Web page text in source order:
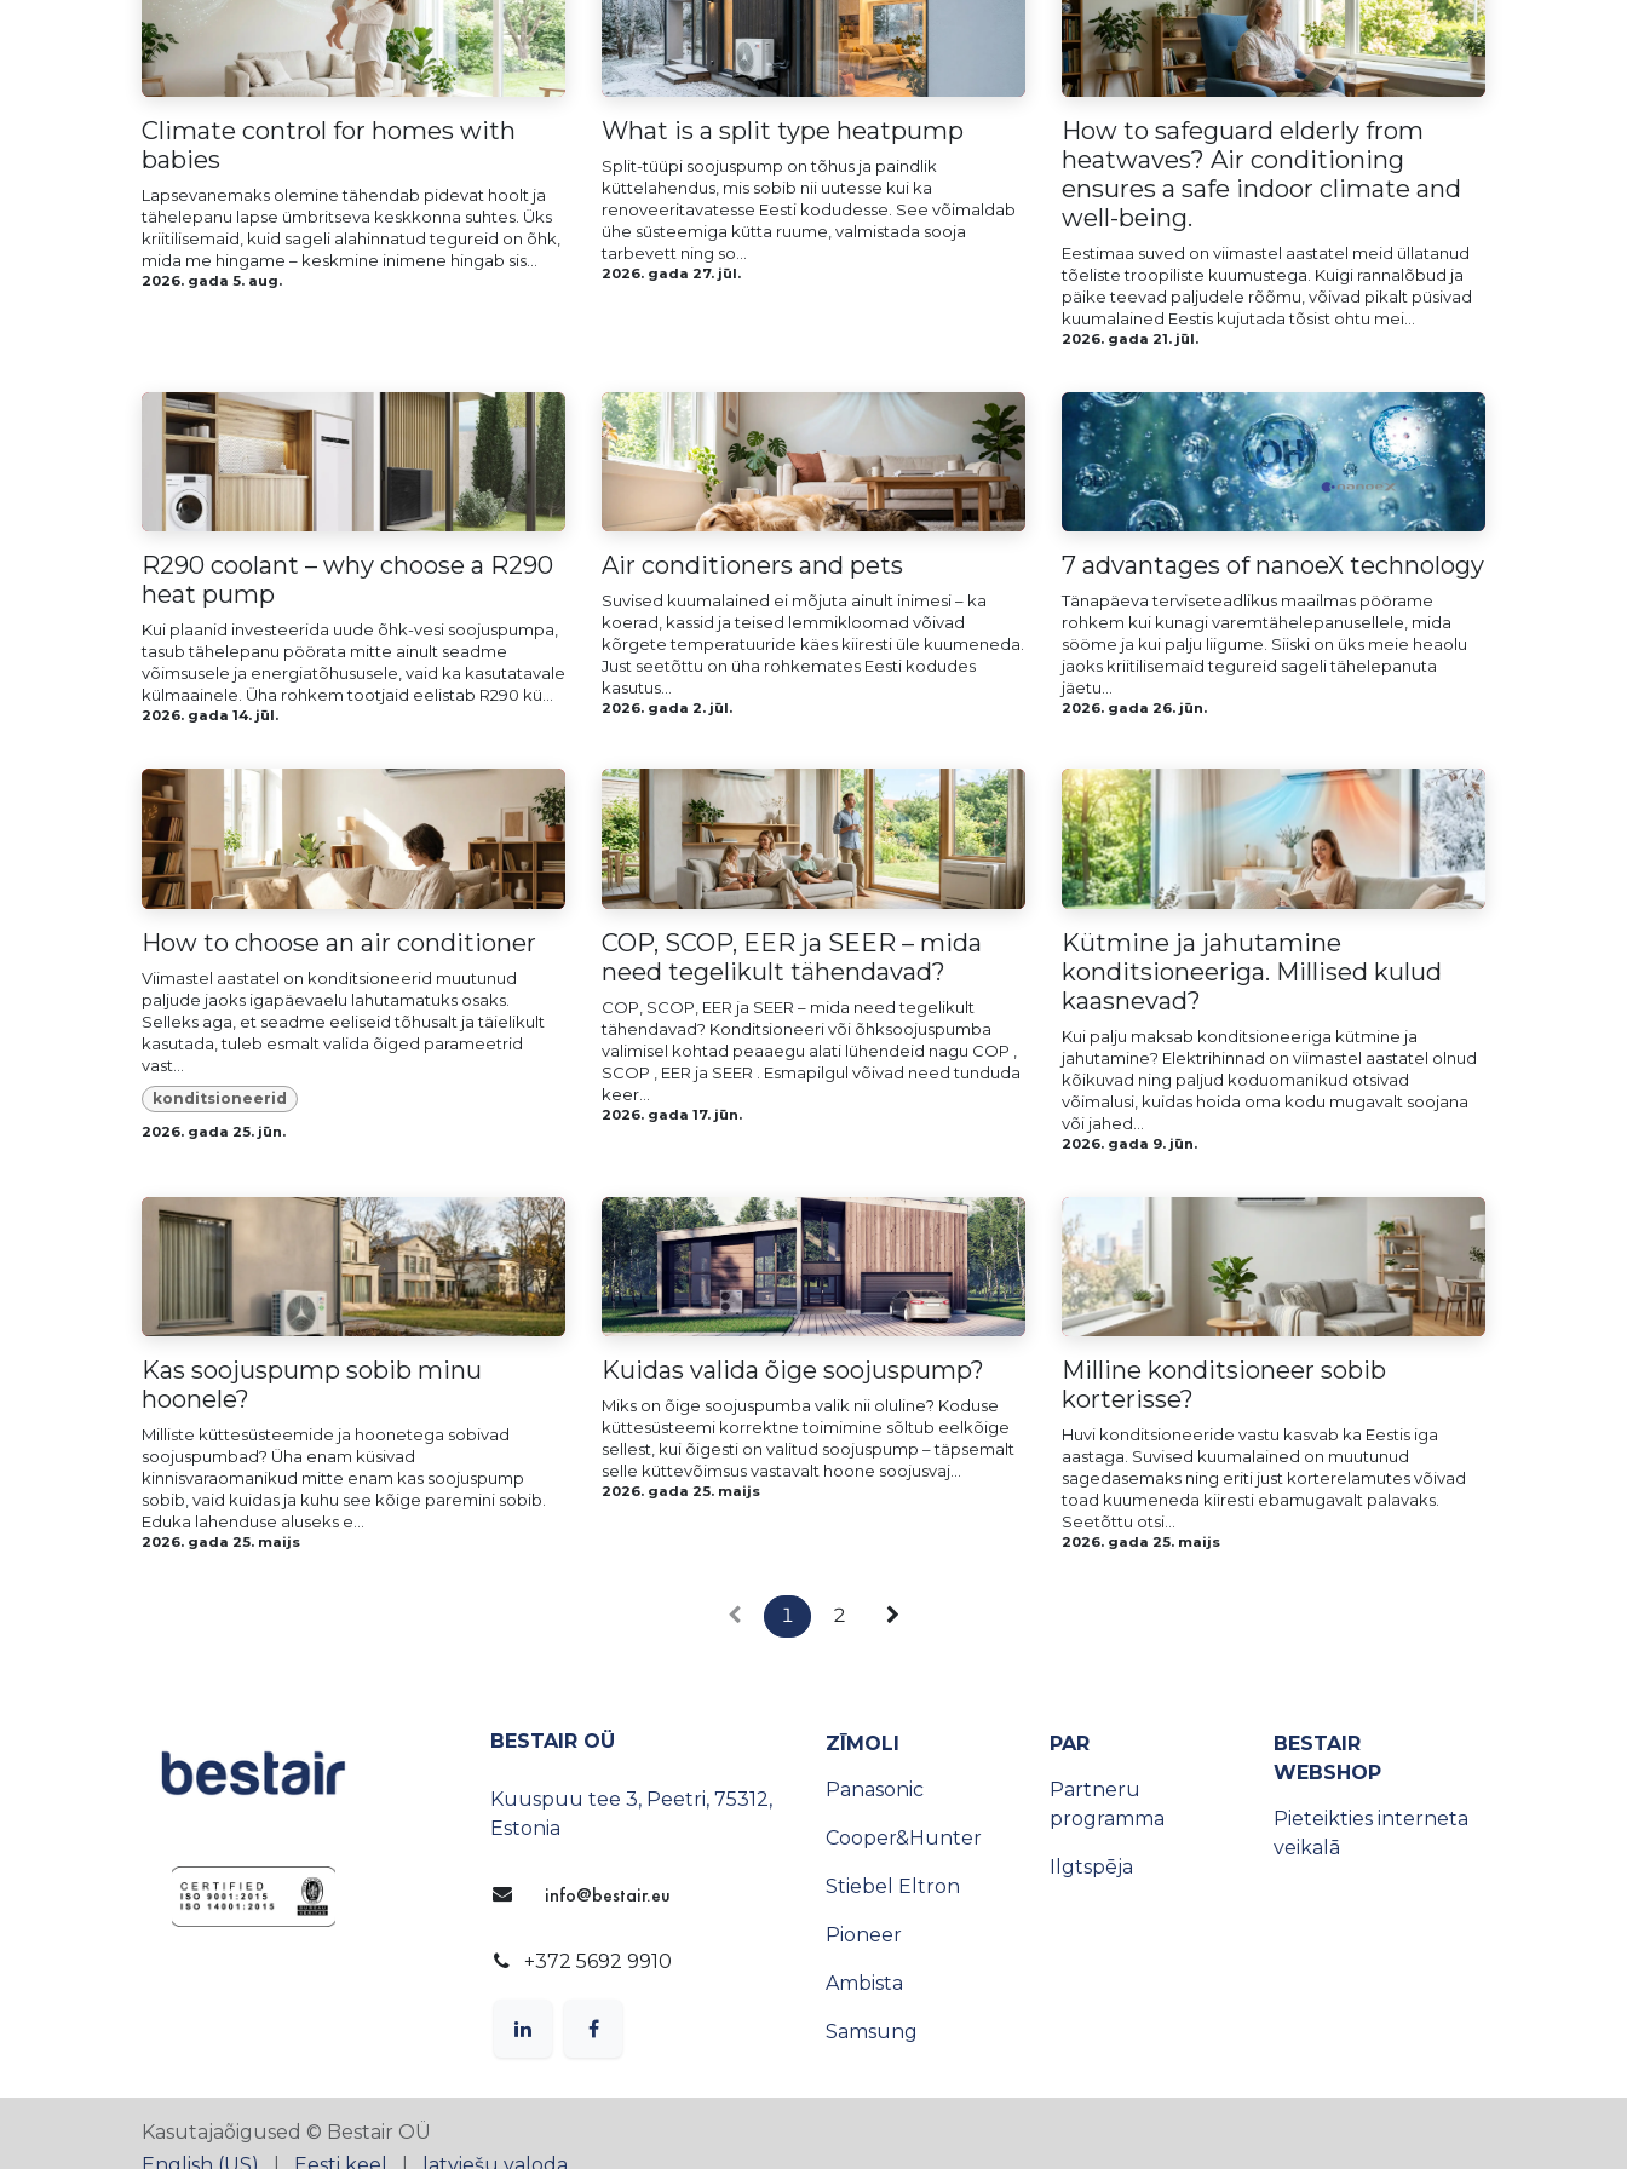
Climate control for homes with
babies
Lapsevanemaks olemine tähendab pidevat hoolt ja
tähelepanu lapse ümbritseva keskkonna suhtes. Üks
kriitilisemaid, kuid sageli alahinnatud tegureid on õhk,
mida me hingame – keskmine inimene hingab sis...
2026. gada 5. aug.
What is a split type heatpump
Split-tüüpi soojuspump on tõhus ja paindlik
küttelahendus, mis sobib nii uutesse kui ka
renoveeritavatesse Eesti kodudesse. See võimaldab
ühe süsteemiga kütta ruume, valmistada sooja
tarbevett ning so...
2026. gada 27. jūl.
How to safeguard elderly from
heatwaves? Air conditioning
ensures a safe indoor climate and
well-being.
Eestimaa suved on viimastel aastatel meid üllatanud
tõeliste troopiliste kuumustega. Kuigi rannalõbud ja
päike teevad paljudele rõõmu, võivad pikalt püsivad
kuumalained Eestis kujutada tõsist ohtu mei...
2026. gada 21. jūl.
R290 coolant – why choose a R290
heat pump
Kui plaanid investeerida uude õhk-vesi soojuspumpa,
tasub tähelepanu pöörata mitte ainult seadme
võimsusele ja energiatõhususele, vaid ka kasutatavale
külmaainele. Üha rohkem tootjaid eelistab R290 kü...
2026. gada 14. jūl.
Air conditioners and pets
Suvised kuumalained ei mõjuta ainult inimesi – ka
koerad, kassid ja teised lemmikloomad võivad
kõrgete temperatuuride käes kiiresti üle kuumeneda.
Just seetõttu on üha rohkemates Eesti kodudes
kasutus...
2026. gada 2. jūl.
7 advantages of nanoeX technology
Tänapäeva terviseteadlikus maailmas pöörame
rohkem kui kunagi varemtähelepanusellele, mida
sööme ja kui palju liigume. Siiski on üks meie heaolu
jaoks kriitilisemaid tegureid sageli tähelepanuta
jäetu...
2026. gada 26. jūn.
How to choose an air conditioner
Viimastel aastatel on konditsioneerid muutunud
paljude jaoks igapäevaelu lahutamatuks osaks.
Selleks aga, et seadme eeliseid tõhusalt ja täielikult
kasutada, tuleb esmalt valida õiged parameetrid
vast...
konditsioneerid
2026. gada 25. jūn.
COP, SCOP, EER ja SEER – mida
need tegelikult tähendavad?
COP, SCOP, EER ja SEER – mida need tegelikult
tähendavad? Konditsioneeri või õhksoojuspumba
valimisel kohtad peaaegu alati lühendeid nagu COP ,
SCOP , EER ja SEER . Esmapilgul võivad need tunduda
keer...
2026. gada 17. jūn.
Kütmine ja jahutamine
konditsioneeriga. Millised kulud
kaasnevad?
Kui palju maksab konditsioneeriga kütmine ja
jahutamine? Elektrihinnad on viimastel aastatel olnud
kõikuvad ning paljud koduomanikud otsivad
võimalusi, kuidas hoida oma kodu mugavalt soojana
või jahed...
2026. gada 9. jūn.
Kas soojuspump sobib minu
hoonele?
Milliste küttesüsteemide ja hoonetega sobivad
soojuspumbad? Üha enam küsivad
kinnisvaraomanikud mitte enam kas soojuspump
sobib, vaid kuidas ja kuhu see kõige paremini sobib.
Eduka lahenduse aluseks e...
2026. gada 25. maijs
Kuidas valida õige soojuspump?
Miks on õige soojuspumba valik nii oluline? Koduse
küttesüsteemi korrektne toimimine sõltub eelkõige
sellest, kui õigesti on valitud soojuspump – täpsemalt
selle küttevõimsus vastavalt hoone soojusvaj...
2026. gada 25. maijs
Milline konditsioneer sobib
korterisse?
Huvi konditsioneeride vastu kasvab ka Eestis iga
aastaga. Suvised kuumalained on muutunud
sagedasemaks ning eriti just korterelamutes võivad
toad kuumeneda kiiresti ebamugavalt palavaks.
Seetõttu otsi...
2026. gada 25. maijs
1 2
ZĪMOLI
Panasonic
Cooper&Hunter
Stiebel Eltron
Pioneer
Ambista
Samsung
BESTAIR OÜ
Kuuspuu tee 3, Peetri, 75312,
Estonia
info@bestair.eu
+372 5692 9910
PAR
Partneru
programma
Ilgtspēja
BESTAIR
WEBSHOP
Pieteikties interneta
veikalā
Kasutajaõigused © Bestair OÜ